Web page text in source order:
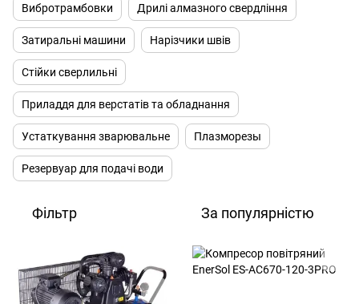
Вибротрамбовки Дрилі алмазного свердління
Затиральні машини Нарізчики швів
Стійки сверлильні
Приладдя для верстатів та обладнання
Устаткування зварювальне Плазморезы
Резервуар для подачі води
Фільтр За популярністю